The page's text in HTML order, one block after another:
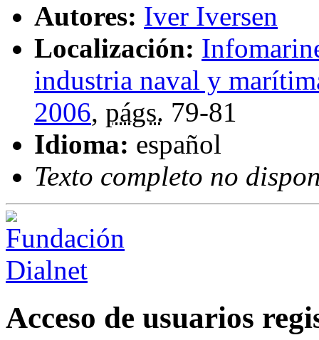
Autores: Iver Iversen
Localización:
industria naval y
2006, págs. 79-81
Idioma: español
Texto completo no
Acceso de usuarios